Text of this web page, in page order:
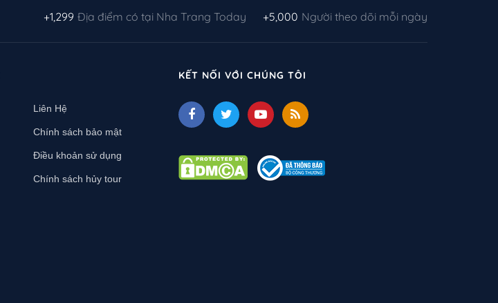
+1,299 Địa điểm có tại Nha Trang Today +5,000 Người theo dõi mỗi ngày
Liên Hệ
Chính sách bảo mật
Điều khoản sử dụng
Chính sách hủy tour
KẾT NỐI VỚI CHÚNG TÔI